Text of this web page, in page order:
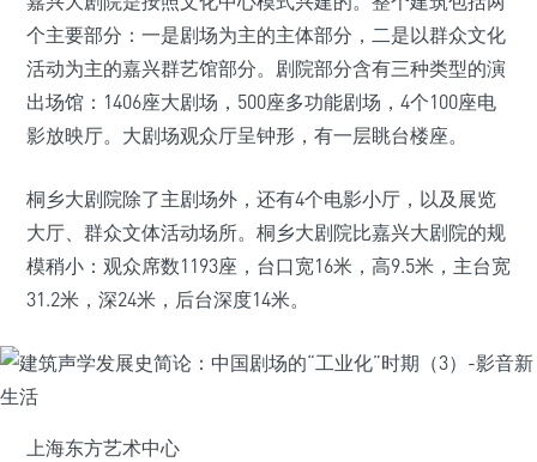
个主要部分：一是剧场为主的主体部分，二是以群众文化
活动为主的嘉兴群艺馆部分。剧院部分含有三种类型的演
出场馆：1406座大剧场，500座多功能剧场，4个100座电
影放映厅。大剧场观众厅呈钟形，有一层眺台楼座。
桐乡大剧院除了主剧场外，还有4个电影小厅，以及展览
大厅、群众文体活动场所。桐乡大剧院比嘉兴大剧院的规
模稍小：观众席数1193座，台口宽16米，高9.5米，主台宽
31.2米，深24米，后台深度14米。
上海东方艺术中心